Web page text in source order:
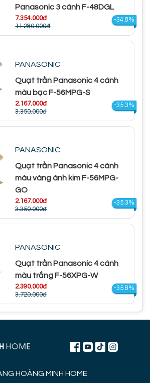
Panasonic 3 cánh F-48DGL
7.354.000đ
11.280.000đ
-34.8%
PANASONIC
Quạt trần Panasonic 4 cánh
màu bạc F-56MPG-S
2.167.000đ
3.350.000đ
-35.3%
PANASONIC
Quạt trần Panasonic 4 cánh
màu vàng ánh kim F-56MPG-
GO
2.167.000đ
3.350.000đ
-35.3%
PANASONIC
Quạt trần Panasonic 4 cánh
màu trắng F-56XPG-W
2.390.000đ
3.720.000đ
-35.8%
HOÀNG MINH HOME